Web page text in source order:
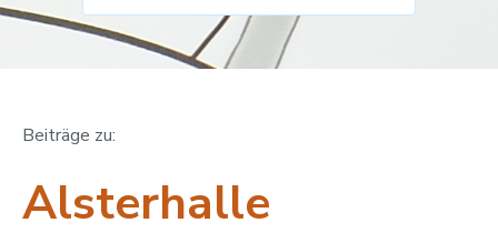
Beiträge zu:
Alsterhalle